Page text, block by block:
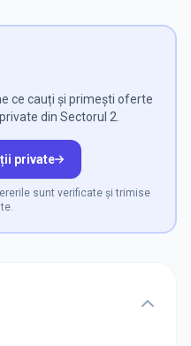
ce cauți și primești oferte
din Sectorul 2.
private
sunt verificate și trimise